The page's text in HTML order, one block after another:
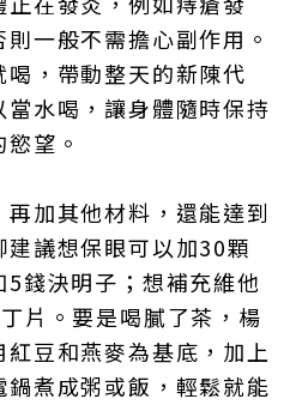
一般不需擔心副作用。
，帶動整天的新陳代
水喝，讓身體隨時保持
望。
加其他材料，還能達到
議想保眼可以加30顆
錢決明子；想補充維他
片。要是喝膩了茶，楊
豆和燕麥為基底，加上
煮成粥或飯，輕鬆就能